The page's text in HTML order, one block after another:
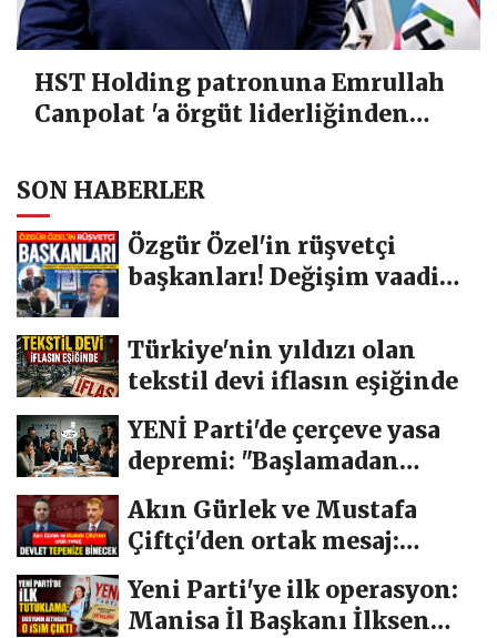
HST Holding patronuna Emrullah
Canpolat 'a örgüt liderliğinden
malvarlığına el konuldu
SON HABERLER
Özgür Özel'in rüşvetçi
başkanları! Değişim vaadi
Türkiye'nin yıldızı olan
tekstil devi iflasın eşiğinde
YENİ Parti'de çerçeve yasa
depremi: "Başlamadan
bittik"
Akın Gürlek ve Mustafa
Çiftçi'den ortak mesaj:
Devlet tepenize...
Yeni Parti'ye ilk operasyon:
Manisa İl Başkanı İlksen